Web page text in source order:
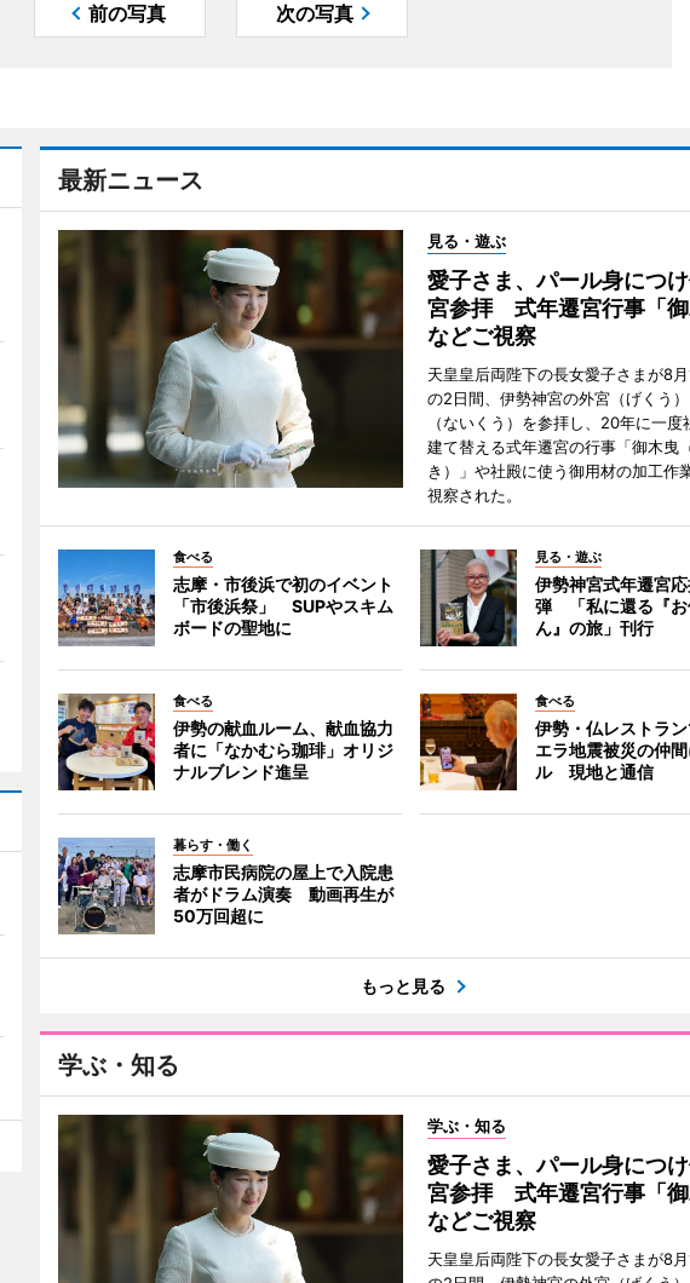
前の写真 次の写真
最新ニュース
見る・遊ぶ
愛子さま、パール身につ
宮参拝 式年遷宮行事「御
などご視察
天皇皇后両陛下の長女愛子さまが8
の2日間、伊勢神宮の外宮（げくう
（ないくう）を参拝し、20年に一度
建て替える式年遷宮の行事「御木曳
き）」や社殿に使う御用材の加工作
視察された。
食べる
志摩・市後浜で初のイベント
「市後浜祭」 SUPやスキム
ボードの聖地に
見る・遊ぶ
伊勢神宮式年遷宮
弾 「私に還る『お
ん』の旅」刊行
食べる
伊勢の献血ルーム、献血協力
者に「なかむら珈琲」オリジ
ナルブレンド進呈
食べる
伊勢・仏レストラ
エラ地震被災の仲
ル 現地と通信
暮らす・働く
志摩市民病院の屋上で入院患
者がドラム演奏 動画再生が
50万回超に
もっと見る
学ぶ・知る
学ぶ・知る
愛子さま、パール身につ
宮参拝 式年遷宮行事「御
などご視察
天皇皇后両陛下の長女愛子さまが8